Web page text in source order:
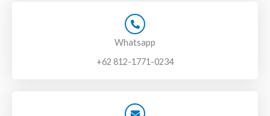
Whatsapp
+62 812-1771-0234